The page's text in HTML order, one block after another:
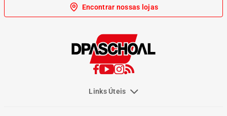
Encontrar nossas lojas
Links Úteis